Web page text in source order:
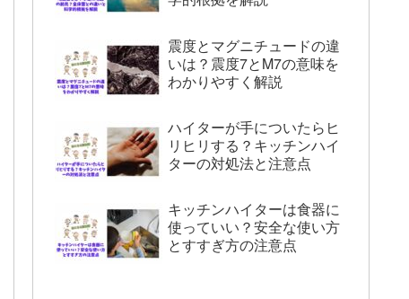
震度とマグニチュードの違
いは？震度7とM7の意味を
わかりやすく解説
ハイターが手についたらヒ
リヒリする？キッチンハイ
ターの対処法と注意点
キッチンハイターは食器に
使っていい？安全な使い方
とすすぎ方の注意点